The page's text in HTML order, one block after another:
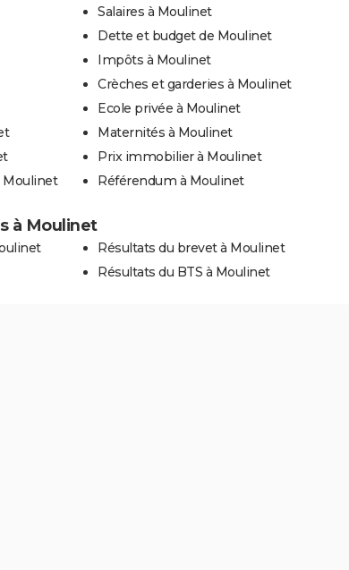
Moulinet
Salaires à Moulinet
Dette et budget de Moulinet
Impôts à Moulinet
Crèches et garderies à Moulinet
Ecole privée à Moulinet
Maternités à Moulinet
Prix immobilier à Moulinet
Référendum à Moulinet
à Moulinet
Résultats du brevet à Moulinet
Résultats du BTS à Moulinet